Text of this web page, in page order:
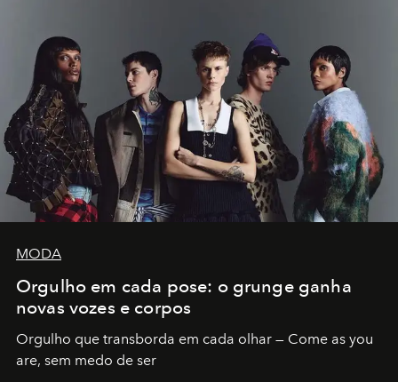
MODA
Orgulho em cada pose: o grunge ganha
novas vozes e corpos
Orgulho que transborda em cada olhar — Come as you
are, sem medo de ser